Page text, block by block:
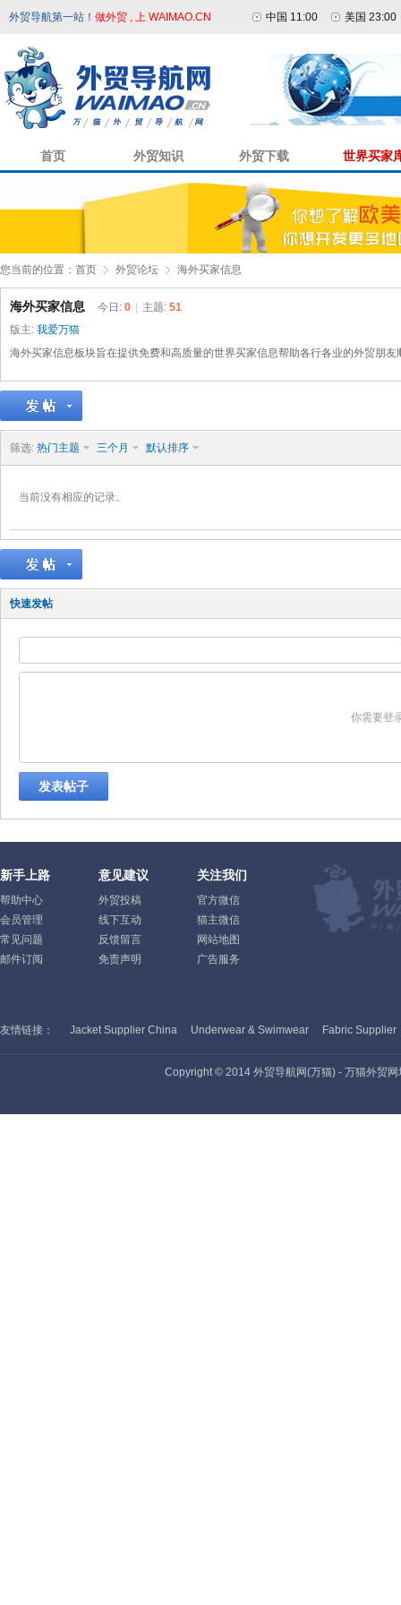
外贸导航第一站！ 做外贸 , 上 WAIMAO.CN 中国 11:00 美国 23:00
首页 外贸知识 外贸下载 世界买家
您当前的位置： 首页 外贸论坛 海外买家信息
海外买家信息 今日: 0 主题: 51
版主: 我爱万猫
海外买家信息板块旨在提供免费和高质量的世界买家信息帮助各行各业的外贸朋
筛选: 热门主题 三个月 默认排序
当前没有相应的记录。
快速发帖
你需要登
发表帖子
新手上路
帮助中心
会员管理
常见问题
邮件订阅
意见建议
外贸投稿
线下互动
反馈留言
免责声明
关注我们
官方微信
猫主微信
网站地图
广告服务
友情链接： Jacket Supplier China Underwear & Swimwear Fabric Supplier
Copyright © 2014 外贸导航网(万猫) - 万猫外贸